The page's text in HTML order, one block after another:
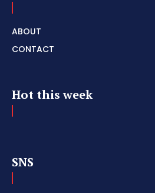
ABOUT
CONTACT
Hot this week
SNS